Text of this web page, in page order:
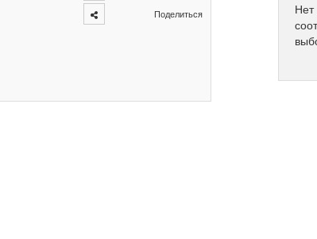
Поделиться
Нет